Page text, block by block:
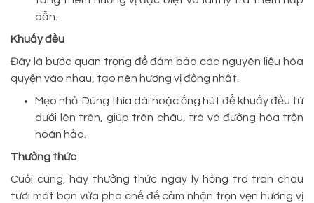
dẫn.
Khuấy đều
Đây là bước quan trọng để đảm bảo các nguyên liệu hòa
quyện vào nhau, tạo nên hương vị đồng nhất.
Mẹo nhỏ: Dùng thìa dài hoặc ống hút để khuấy đều từ
dưới lên trên, giúp trân châu, trà và đường hòa trộn
hoàn hảo.
Thưởng thức
Cuối cùng, hãy thưởng thức ngay ly hồng trà trân châu
tươi mát bạn vừa pha chế để cảm nhận trọn vẹn hương vị